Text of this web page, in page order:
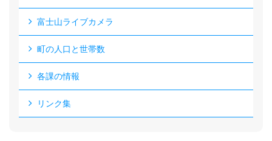
富士山ライブカメラ
町の人口と世帯数
各課の情報
リンク集